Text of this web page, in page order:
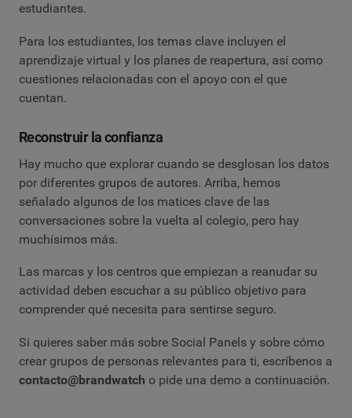
estudiantes.
Para los estudiantes, los temas clave incluyen el
aprendizaje virtual y los planes de reapertura, así como
cuestiones relacionadas con el apoyo con el que
cuentan.
Reconstruir la confianza
Hay mucho que explorar cuando se desglosan los datos
por diferentes grupos de autores. Arriba, hemos
señalado algunos de los matices clave de las
conversaciones sobre la vuelta al colegio, pero hay
muchísimos más.
Las marcas y los centros que empiezan a reanudar su
actividad deben escuchar a su público objetivo para
comprender qué necesita para sentirse seguro.
Si quieres saber más sobre Social Panels y sobre cómo
crear grupos de personas relevantes para ti, escríbenos a
contacto@brandwatch o pide una demo a continuación.